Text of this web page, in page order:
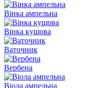
Вінка ампельна
Вінка кущова
Ваточник
Вербена
Віола ампельна